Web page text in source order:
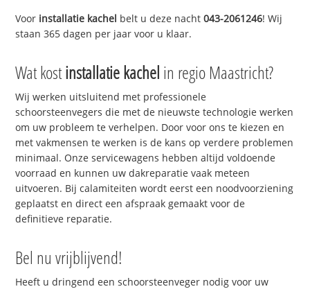
Voor installatie kachel belt u deze nacht043-2061246! Wij
staan 365 dagen per jaar voor u klaar.
Wat kostinstallatie kachel in regio Maastricht?
Wij werken uitsluitend met professionele
schoorsteenvegers die met de nieuwste technologie werken
om uw probleem te verhelpen. Door voor ons te kiezen en
met vakmensen te werken is de kans op verdere problemen
minimaal. Onze servicewagens hebben altijd voldoende
voorraad en kunnen uw dakreparatie vaak meteen
uitvoeren. Bij calamiteiten wordt eerst een noodvoorziening
geplaatst en direct een afspraak gemaakt voor de
definitieve reparatie.
Bel nu vrijblijvend!
Heeft u dringend een schoorsteenveger nodig voor uw